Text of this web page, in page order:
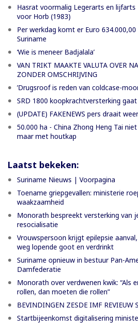
Hasrat voormalig Legerarts en
voor Horb (1983)
Per werkdag komt er Euro
Suriname
‘Wie is meneer Badjalala’
VAN TRIKT MAAKTE VALUTA OVER
ZONDER OMSCHRIJVING
’Drugsroof is reden van coldcase-
SRD 1800 koopkrachtversterking
(UPDATE) FAKENEWS pers draait
50.000 ha - China Zhong Heng Tai
maar met houtkap
Laatst bekeken:
Suriname Nieuws | Voorpagina
Toename griepgevallen: ministerie
waakzaamheid
Monorath bespreekt versterking van
resocialisatie
Vrouwspersoon krijgt epilepsie
weg lopende goot en verdrinkt
Suriname opnieuw in bestuur Pan-
Damfederatie
Monorath over verdwenen kwik: “Als
rollen, dan moeten die rollen”
BEVINDINGEN ZESDE IMF REVIEUW
Startbijeenkomst digitalisering